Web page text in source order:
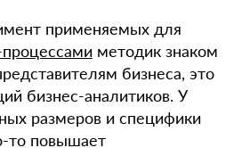
применяемых для
методик знаком
бизнеса, это
бизнес-аналитиков. У
размеров и специфики
то повышает